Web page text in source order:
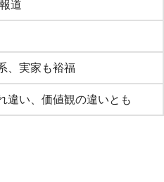
道
、実家も裕福
違い、価値観の違いとも